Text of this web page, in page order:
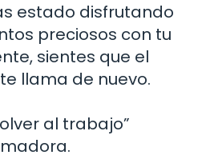
estado disfrutando
preciosos con tu
sientes que el
llama de nuevo.
al trabajo”